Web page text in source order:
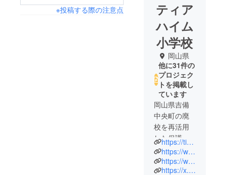
※投稿する際の注意点
ティア
ハイム
小学校
岡山県
他に31件の
プロジェク
トを掲載し
ています
岡山県吉備
中央町の廃
校を再活用
した保護ね
こ施設で
す。
保護猫活動
https://tierheim-ps.jp/
https://www.instagram.com/tierheim.p.s/?hl=ja
https://www.facebook.com/tierheim.okayama
https://x.com/tierheim_ps